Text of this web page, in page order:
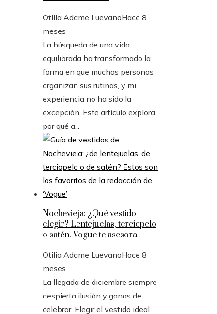
Otilia Adame LuevanoHace 8
meses
La búsqueda de una vida
equilibrada ha transformado la
forma en que muchas personas
organizan sus rutinas, y mi
experiencia no ha sido la
excepción. Este artículo explora
por qué a...
Nochevieja: ¿Qué vestido
elegir? Lentejuelas, terciopelo
o satén. Vogue te asesora
Otilia Adame LuevanoHace 8
meses
La llegada de diciembre siempre
despierta ilusión y ganas de
celebrar. Elegir el vestido ideal